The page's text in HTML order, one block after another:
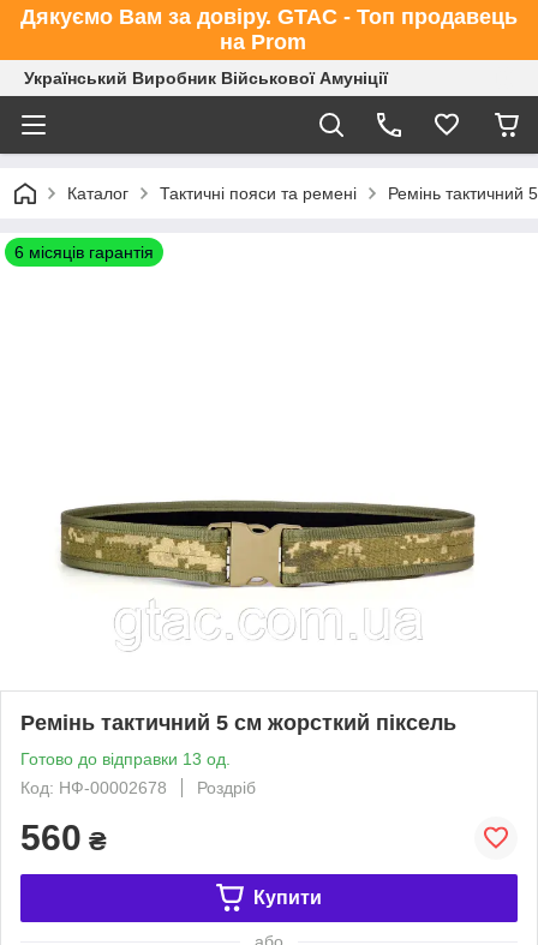
Дякуємо Вам за довіру. GTAC - Топ продавець
на Prom
Український Виробник Військової Амуніції
Каталог Тактичні пояси та ремені Ремінь тактичний
6 місяців гарантія
Ремінь тактичний 5 см жорсткий піксель
Готово до відправки 13 од.
Код: НФ-00002678
Роздріб
560 ₴
Купити
або